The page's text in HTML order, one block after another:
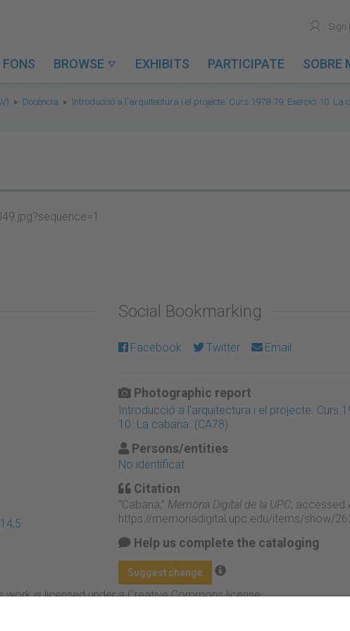
user Sign
FONS BROWSE  EXHIBITS PARTICIPATE SOBRE
Docència
Introducció a l'arquitectura i el projecte. Curs 1978-79. Exercici 10. La
Social Bookmarking
Facebook Twitter Email
Photographic report
Introducció a l'arquitectura i el projecte. Curs
10. La cabana. (CA78)
Persons/entities
No identificat
Citation
“Cabana,” Memòria Digital de la UPC, accessed
https://memoriadigital.upc.edu/items/show/
Help us complete the cataloging
Suggest change
is licensed under a Creative Commons license: